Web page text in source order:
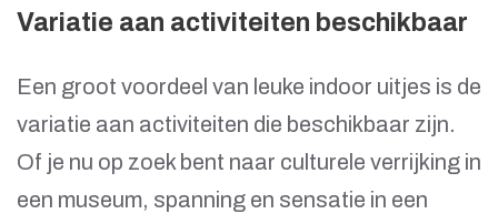
Variatie aan activiteiten beschikbaar
Een groot voordeel van leuke indoor uitjes is de
variatie aan activiteiten die beschikbaar zijn.
Of je nu op zoek bent naar culturele verrijking in
een museum, spanning en sensatie in een